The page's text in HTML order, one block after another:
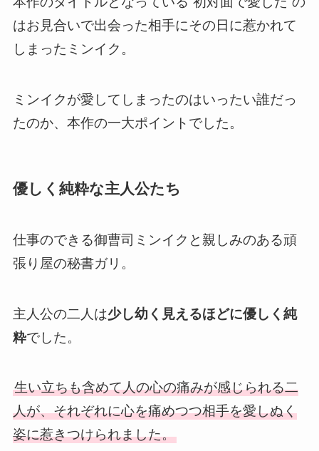
はお見合いで出会った相手にその日に惹かれて
しまったミンイク。
ミンイクが愛してしまったのはいったい誰だっ
たのか、本作の一大ポイントでした。
優しく純粋な主人公たち
仕事のできる御曹司ミンイクと親しみのある頑
張り屋の秘書ガリ。
主人公の二人は少し幼く見えるほどに優しく純
粋でした。
生い立ちも含めて人の心の痛みが感じられる二
人が、それぞれに心を痛めつつ相手を愛しぬく
姿に惹きつけられました。